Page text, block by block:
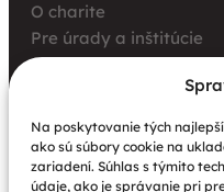
Na poskytovanie tých
ako sú súbory cookie na
zariadení. Súhlas s týmito
údaje, ako je správanie pri
O charite
Pre úrady a inštitúcie
Farské charity
Aktuality
Charita bez hraníc:
charity a Krakowskej